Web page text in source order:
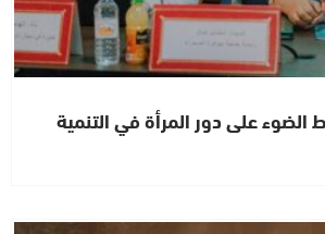
الضوء على دور المرأة في التنمية